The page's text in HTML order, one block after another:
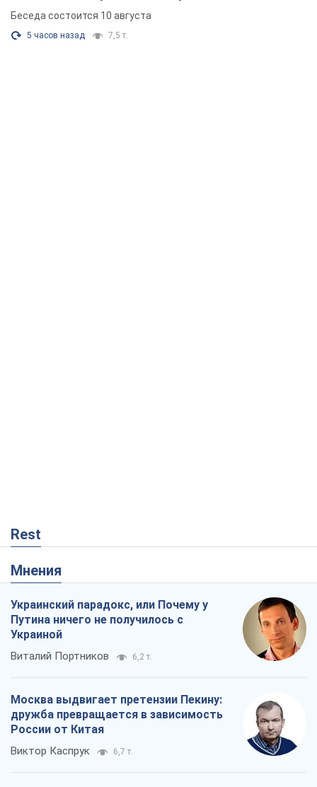
Беседа состоится 10 августа
5 часов назад 7,5 т.
Rest
Мнения
Украинский парадокс, или Почему у
Путина ничего не получилось с
Украиной
Виталий Портников 6,2 т.
Москва выдвигает претензии Пекину:
дружба превращается в зависимость
России от Китая
Виктор Каспрук 6,7 т.